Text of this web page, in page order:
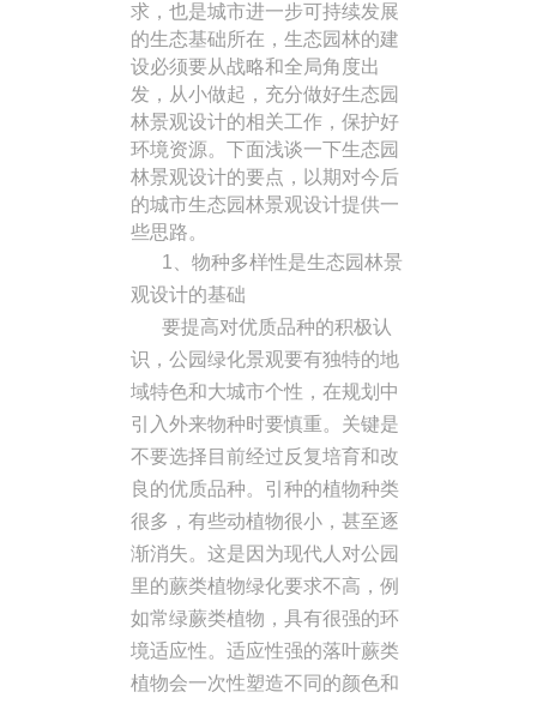
求，也是城市进一步可持续发展
的生态基础所在，生态园林的建
设必须要从战略和全局角度出
发，从小做起，充分做好生态园
林景观设计的相关工作，保护好
环境资源。下面浅谈一下生态园
林景观设计的要点，以期对今后
的城市生态园林景观设计提供一
些思路。
1、物种多样性是生态园林景
观设计的基础
要提高对优质品种的积极认
识，公园绿化景观要有独特的地
域特色和大城市个性，在规划中
引入外来物种时要慎重。关键是
不要选择目前经过反复培育和改
良的优质品种。引种的植物种类
很多，有些动植物很小，甚至逐
渐消失。这是因为现代人对公园
里的蕨类植物绿化要求不高，例
如常绿蕨类植物，具有很强的环
境适应性。适应性强的落叶蕨类
植物会一次性塑造不同的颜色和